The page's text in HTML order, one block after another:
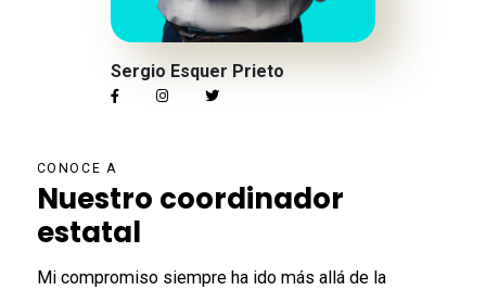
Sergio Esquer Prieto
CONOCE A
Nuestro coordinador
estatal
Mi compromiso siempre ha ido más allá de la